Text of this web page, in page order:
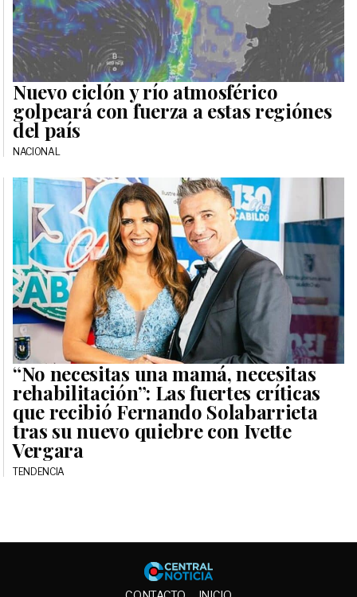
Nuevo ciclón y río atmosférico
golpeará con fuerza a estas regiónes
del país
NACIONAL
“No necesitas una mamá, necesitas
rehabilitación”: Las fuertes críticas
que recibió Fernando Solabarrieta
tras su nuevo quiebre con Ivette
Vergara
TENDENCIA
Central